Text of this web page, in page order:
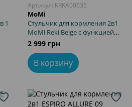
1
Артикул: KRKA00035
MoMi
Стульчик для кормления 2в1
MoMi Reki Beige с функцией
стульчика для ребенка, 2
уровня высоты, съемная
обивка и столешница,
компактная сборка.
2 999 грн
В корзину